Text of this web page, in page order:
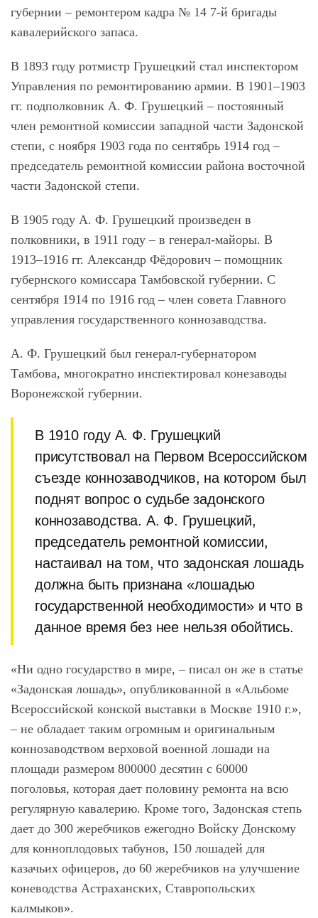
губернии – ремонтером кадра № 14 7-й бригады
кавалерийского запаса.
В 1893 году ротмистр Грушецкий стал инспектором
Управления по ремонтированию армии. В 1901–1903
гг. подполковник А. Ф. Грушецкий – постоянный
член ремонтной комиссии западной части Задонской
степи, с ноября 1903 года по сентябрь 1914 год –
председатель ремонтной комиссии района восточной
части Задонской степи.
В 1905 году А. Ф. Грушецкий произведен в
полковники, в 1911 году – в генерал-майоры. В
1913–1916 гг. Александр Фёдорович – помощник
губернского комиссара Тамбовской губернии. С
сентября 1914 по 1916 год – член совета Главного
управления государственного коннозаводства.
А. Ф. Грушецкий был генерал-губернатором
Тамбова, многократно инспектировал конезаводы
Воронежской губернии.
В 1910 году А. Ф. Грушецкий
присутствовал на Первом Всероссийском
съезде коннозаводчиков, на котором был
поднят вопрос о судьбе задонского
коннозаводства. А. Ф. Грушецкий,
председатель ремонтной комиссии,
настаивал на том, что задонская лошадь
должна быть признана «лошадью
государственной необходимости» и что в
данное время без нее нельзя обойтись.
«Ни одно государство в мире, – писал он же в статье
«Задонская лошадь», опубликованной в «Альбоме
Всероссийской конской выставки в Москве 1910 г.»,
– не обладает таким огромным и оригинальным
коннозаводством верховой военной лошади на
площади размером 800000 десятин с 60000
поголовья, которая дает половину ремонта на всю
регулярную кавалерию. Кроме того, Задонская степь
дает до 300 жеребчиков ежегодно Войску Донскому
для конноплодовых табунов, 150 лошадей для
казачьих офицеров, до 60 жеребчиков на улучшение
коневодства Астраханских, Ставропольских
калмыков».